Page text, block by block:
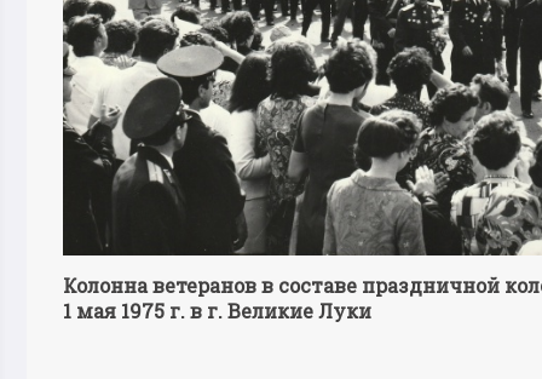
Колонна ветеранов в составе праздничной
1 мая 1975 г. в г. Великие Луки